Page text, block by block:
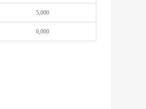
5,000
6,000